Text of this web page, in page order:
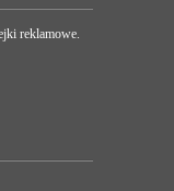
reklamowe.